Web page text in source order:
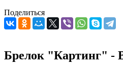
Поделиться
Брелок "Картинг" -